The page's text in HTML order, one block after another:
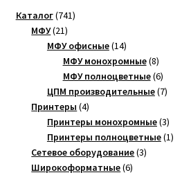
Каталог 741741
МФУ 2121
товар
МФУ офисные 1414
товаров
МФУ монохромные 88
товаров
МФУ полноцветные 66
товаров
ЦПМ производительные 77
Принтеры 44
товара
Принтеры монохромные 33
товара
Принтеры полноцветные 11
Сетевое оборудование 33
Широкоформатные 66